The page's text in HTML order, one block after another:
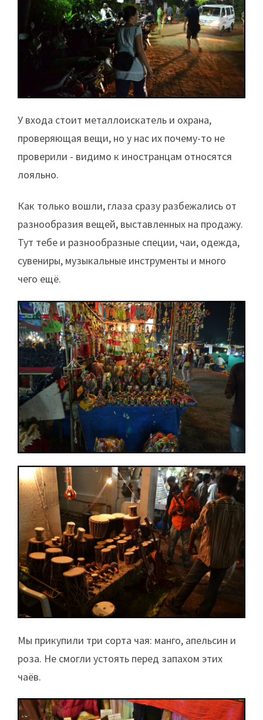
У входа стоит металлоискатель и охрана,
проверяющая вещи, но у нас их почему-то не
проверили - видимо к иностранцам относятся
лояльно.
Как только вошли, глаза сразу разбежались от
разнообразия вещей, выставленных на продажу.
Тут тебе и разнообразные специи, чаи, одежда,
сувениры, музыкальные инструменты и много
чего ещё.
Мы прикупили три сорта чая: манго, апельсин и
роза. Не смогли устоять перед запахом этих
чаёв.